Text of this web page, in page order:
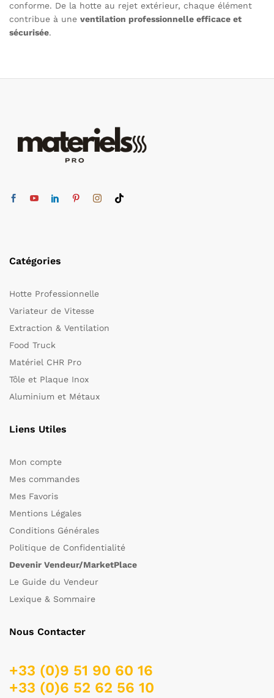
conforme. De la hotte au rejet extérieur, chaque élément
contribue à une ventilation professionnelle efficace et
sécurisée.
Catégories
Hotte Professionnelle
Variateur de Vitesse
Extraction & Ventilation
Food Truck
Matériel CHR Pro
Tôle et Plaque Inox
Aluminium et Métaux
Liens Utiles
Mon compte
Mes commandes
Mes Favoris
Mentions Légales
Conditions Générales
Politique de Confidentialité
Devenir Vendeur/MarketPlace
Le Guide du Vendeur
Lexique & Sommaire
Nous Contacter
+33 (0)9 51 90 60 16
+33 (0)6 52 62 56 10